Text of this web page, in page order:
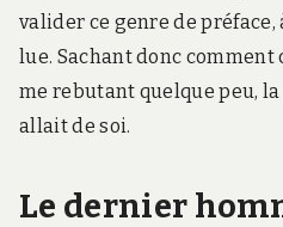
valider ce genre de préface,
lue. Sachant donc
me rebutant quelque peu,
allait de soi.
Le dernier